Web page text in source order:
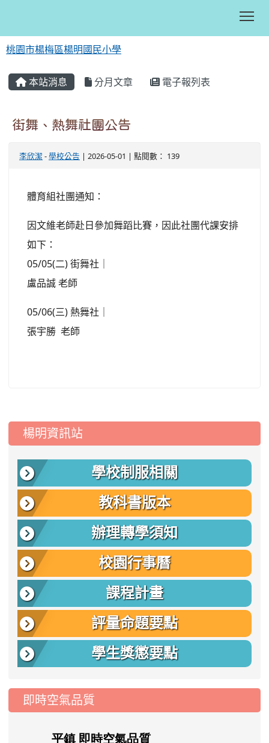
桃園市楊梅區楊明國民小學
本站消息 分月文章 電子報列表
街舞、熱舞社團公告
李欣潔 -學校公告 | 2026-05-01 | 點閱數： 139
體育組社團通知：
因文維老師赴日參加舞蹈比賽，因此社團代課安排
如下：
05/05(二) 街舞社｜
盧品誠 老師
05/06(三) 熱舞社｜
張宇勝 老師
::: 楊明資訊站
學校制服相關
教科書版本
辦理轉學須知
校園行事曆
課程計畫
評量命題要點
學生獎懲要點
即時空氣品質